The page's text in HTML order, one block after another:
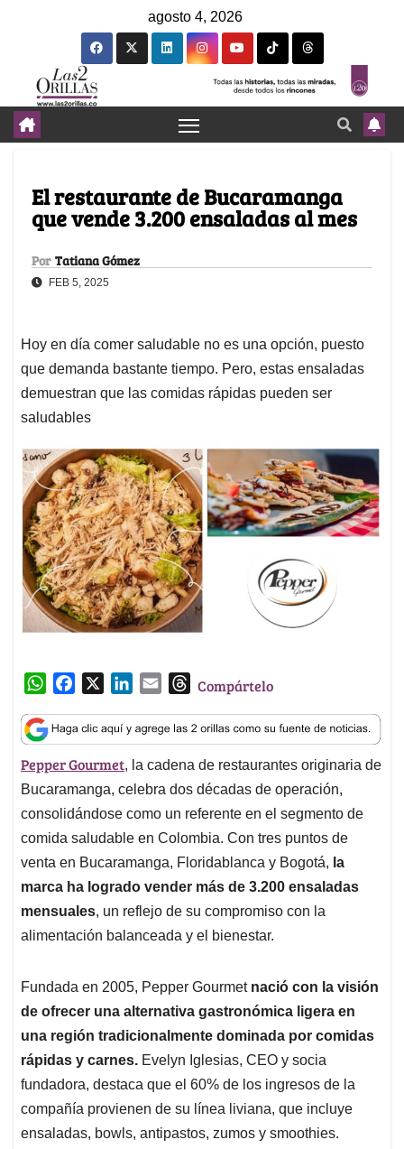
agosto 4, 2026
El restaurante de Bucaramanga
que vende 3.200 ensaladas al mes
Por Tatiana Gómez
FEB 5, 2025
Hoy en día comer saludable no es una opción, puesto
que demanda bastante tiempo. Pero, estas ensaladas
demuestran que las comidas rápidas pueden ser
saludables
W
a
t
s
A
p
p
c
e
b
o
o
k
n
k
e
d
I
n
a
i
l
T
r
e
a
d
s
Compártelo
Pepper Gourmet, la cadena de restaurantes originaria de
Bucaramanga, celebra dos décadas de operación,
consolidándose como un referente en el segmento de
comida saludable en Colombia. Con tres puntos de
venta en Bucaramanga, Floridablanca y Bogotá, la
marca ha logrado vender más de 3.200 ensaladas
mensuales, un reflejo de su compromiso con la
alimentación balanceada y el bienestar.
Fundada en 2005, Pepper Gourmet nació con la visión
de ofrecer una alternativa gastronómica ligera en
una región tradicionalmente dominada por comidas
rápidas y carnes. Evelyn Iglesias, CEO y socia
fundadora, destaca que el 60% de los ingresos de la
compañía provienen de su línea liviana, que incluye
ensaladas, bowls, antipastos, zumos y smoothies.